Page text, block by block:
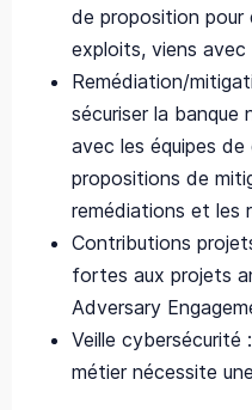
de proposition pour
exploits, viens avec
Remédiation/
sécuriser la banque
avec les équipes
propositions de
remédiations et les
Contributions
fortes aux projets
Adversary
Veille cybersécurité
métier nécessite